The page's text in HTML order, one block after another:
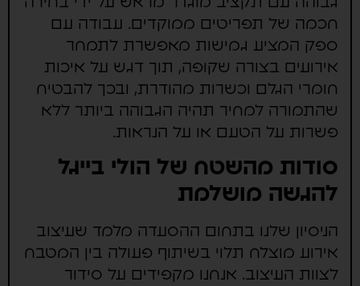
חכמה של תפריטים ממוקדים. עבודה עם
ספק המציע גמישות מאפשרת לתמחר
אירועים בצורה שקופה, תוך דגש על איכות
חומרי הגלם וכשרות מהודרת, ובכך להבטיח
שהתמורה למחיר תהיה הגבוהה ביותר ללא
פשרות על הטעם או על הנראות.
סודות מהשטח של הולי בייגל
להגשה מושלמת
הניסיון שלנו בתחום ההסעדה מלמד שעיצוב
אירוע מוצלח תלוי בשיתוף פעולה בין המטבח
לצוות העיצוב. אנחנו מקפידים על סידור